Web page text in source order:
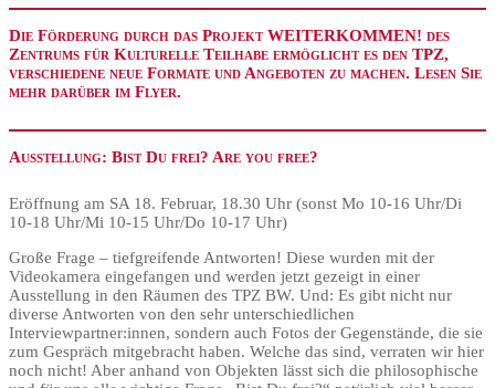
Die Förderung durch das Projekt WEITERKOMMEN! des
Zentrums für Kulturelle Teilhabe ermöglicht es den TPZ,
verschiedene neue Formate und Angeboten zu machen. Lesen Sie
mehr darüber im Flyer.
Ausstellung: Bist Du frei? Are you free?
Eröffnung am SA 18. Februar, 18.30 Uhr (sonst Mo 10-16 Uhr/Di
10-18 Uhr/Mi 10-15 Uhr/Do 10-17 Uhr)
Große Frage – tiefgreifende Antworten! Diese wurden mit der
Videokamera eingefangen und werden jetzt gezeigt in einer
Ausstellung in den Räumen des TPZ BW. Und: Es gibt nicht nur
diverse Antworten von den sehr unterschiedlichen
Interviewpartner:innen, sondern auch Fotos der Gegenstände, die sie
zum Gespräch mitgebracht haben. Welche das sind, verraten wir hier
noch nicht! Aber anhand von Objekten lässt sich die philosophische